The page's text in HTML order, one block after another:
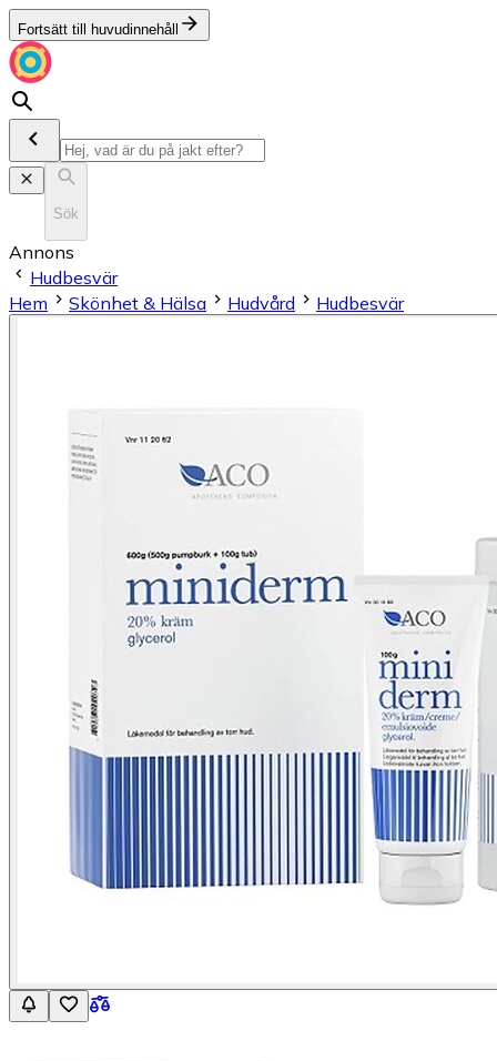
Fortsätt till huvudinnehåll
Sök
Annons
Hudbesvär
Hem
Skönhet & Hälsa Hudvård Hudbesvär